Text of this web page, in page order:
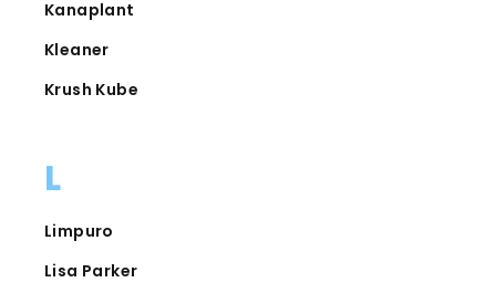
Kanaplant
Kleaner
Krush Kube
L
Limpuro
Lisa Parker